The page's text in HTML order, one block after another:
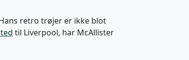
retro trøjer er ikke blot
til Liverpool, har McAllister